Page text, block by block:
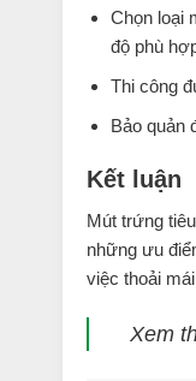
Chọn loại
độ phù
Thi công
Bảo quản
Kết luận
Mút trứng
những ưu
việc thoải
Xem